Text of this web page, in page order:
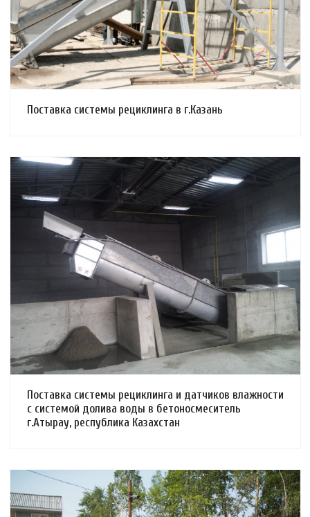
Поставка системы рециклинга в г.Казань
Смотреть проект
Поставка системы рециклинга и датчиков влажности
с системой долива воды в бетоносмеситель
г.Атырау, республика Казахстан